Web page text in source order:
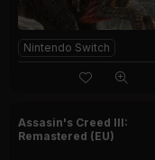
Nintendo Switch
Assasin's Creed III:
Remastered (EU)